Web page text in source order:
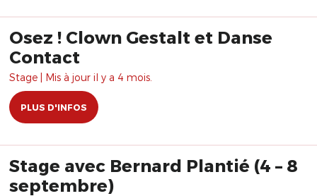
Osez ! Clown Gestalt et Danse
Contact
Stage | Mis à jour il y a 4 mois.
PLUS D'INFOS
Stage avec Bernard Plantié (4 – 8
septembre)